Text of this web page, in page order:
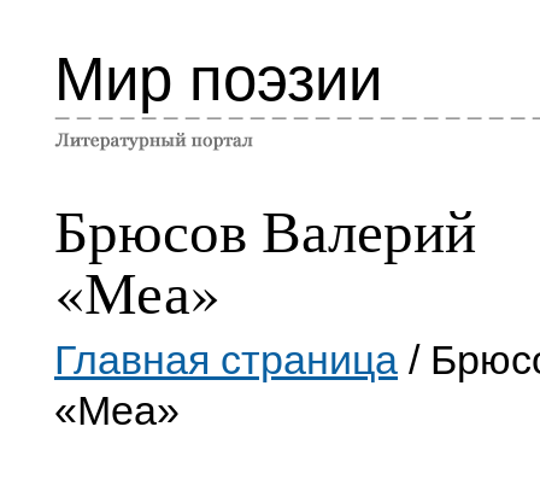
Мир поэзии
Брюсов Валерий
«Меа»
Главная страница /
«Меа»